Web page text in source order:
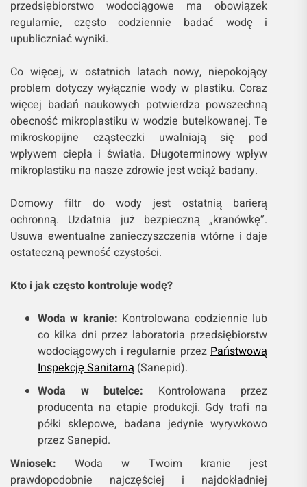
przedsiębiorstwo wodociągowe ma obowiązek
regularnie, często codziennie badać wodę i
upubliczniać wyniki.
Co więcej, w ostatnich latach nowy, niepokojący
problem dotyczy wyłącznie wody w plastiku. Coraz
więcej badań naukowych potwierdza powszechną
obecność mikroplastiku w wodzie butelkowanej. Te
mikroskopijne cząsteczki uwalniają się pod
wpływem ciepła i światła. Długoterminowy wpływ
mikroplastiku na nasze zdrowie jest wciąż badany.
Domowy filtr do wody jest ostatnią barierą
ochronną. Uzdatnia już bezpieczną „kranówkę”.
Usuwa ewentualne zanieczyszczenia wtórne i daje
ostateczną pewność czystości.
Kto i jak często kontroluje wodę?
Woda w kranie: Kontrolowana codziennie lub
co kilka dni przez laboratoria przedsiębiorstw
wodociągowych i regularnie przezPaństwową
Inspekcję Sanitarną (Sanepid).
Woda w butelce: Kontrolowana przez
producenta na etapie produkcji. Gdy trafi na
półki sklepowe, badana jedynie wyrywkowo
przez Sanepid.
Wniosek: Woda w Twoim kranie jest
prawdopodobnie najczęściej i najdokładniej